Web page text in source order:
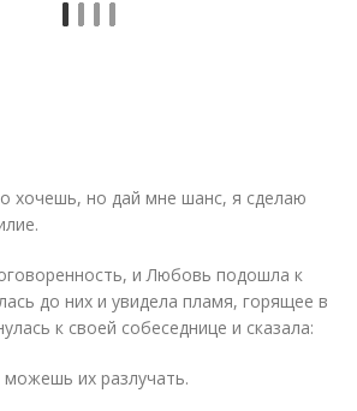
хочешь, но дай мне шанс, я сделаю
и Любовь подошла к
до них и увидела пламя, горящее в
к своей собеседнице и сказала:
их разлучать.